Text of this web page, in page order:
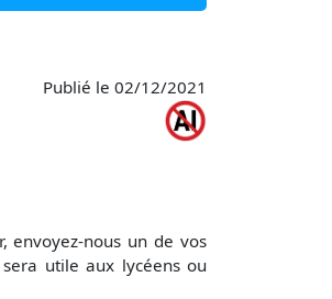
Publié le 02/12/2021
envoyez-nous un de vos
utile aux lycéens ou